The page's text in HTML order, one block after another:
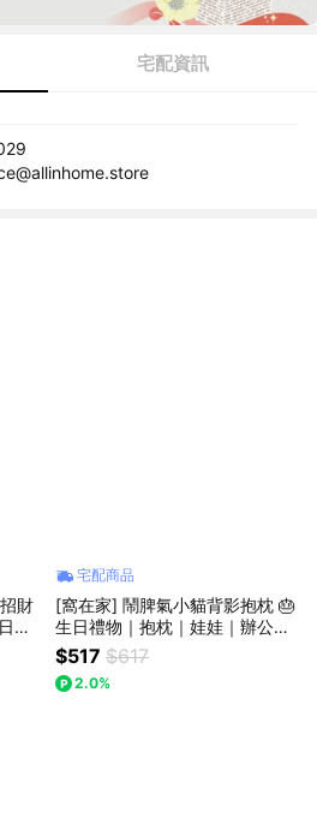
宅配資訊
財
禮
｜
開
七
宅配商品
[窩在家] 鬧脾氣小貓背影抱枕 🎂
生日禮物｜抱枕｜娃娃｜辦公室
｜貓咪｜療癒｜實用｜同事｜上
班族｜貓奴｜獅子座｜七夕禮物
｜父親節
$517 $617
2.0%